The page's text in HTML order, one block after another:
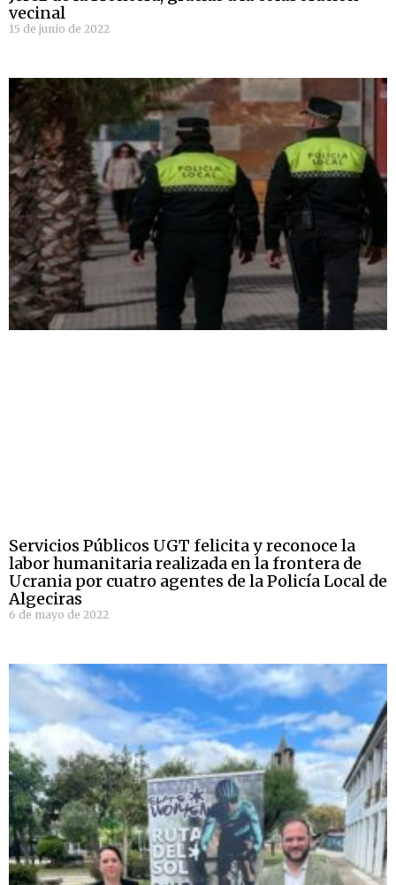
vecinal
15 de junio de 2022
Servicios Públicos UGT felicita y reconoce la
labor humanitaria realizada en la frontera de
Ucrania por cuatro agentes de la Policía Local de
Algeciras
6 de mayo de 2022